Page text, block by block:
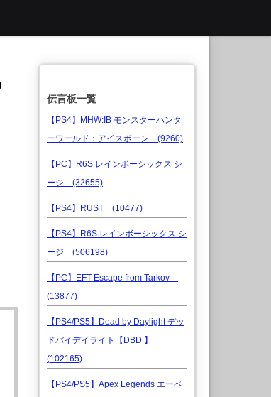
伝言板一覧
【PS4】MHW:IB モンスターハンタ
ーワールド：アイスボーン (9260)
【PC】R6S レインボーシックス シ
ージ (32655)
【PS4】RUST (10477)
【PS4】R6S レインボーシックス シ
ージ (506198)
【PC】EFT Escape from Tarkov
(13877)
【PS4/PS5】Dead by Daylight デッ
ドバイデイライト【DBD 】
(102165)
【PS4/PS5】Apex Legends エーペ